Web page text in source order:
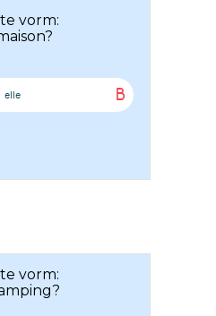
vorm:
B
elle
vorm: